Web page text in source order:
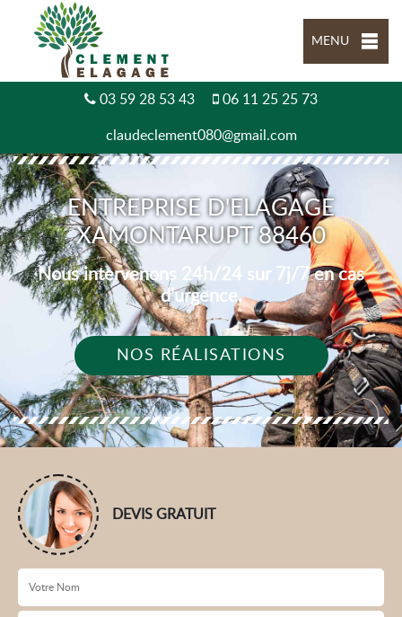
MENU
03 59 28 53 43 06 11 25 25 73
claudeclement080@gmail.com
ENTREPRISE D'ELAGAGE
XAMONTARUPT 88460
Nous intervenons 24h/24 sur 7j/7 en cas
d'urgence.
NOS RÉALISATIONS
DEVIS GRATUIT